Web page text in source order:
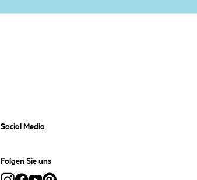
Social Media
Folgen Sie uns